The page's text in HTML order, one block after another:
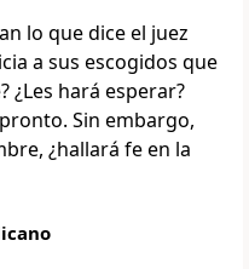
lo que dice el juez
a sus escogidos que
¿Les hará esperar?
Sin embargo,
¿hallará fe en la